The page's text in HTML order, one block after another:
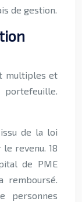
de gestion.
multiples et
de la loi
revenu. 18
de PME
remboursé.
personnes